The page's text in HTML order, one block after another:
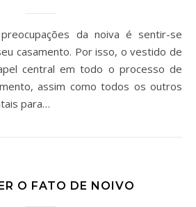
casamento. Por isso, o vestido de
central em todo o processo de
assim como todos os outros
para…
O FATO DE NOIVO